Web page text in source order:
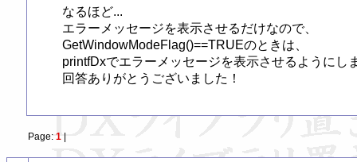
なるほど...
エラーメッセージを表示させるだけなので、
GetWindowModeFlag()==TRUEのときは、
printfDxでエラーメッセージを表示させるようにし
回答ありがとうございました！
Page:1